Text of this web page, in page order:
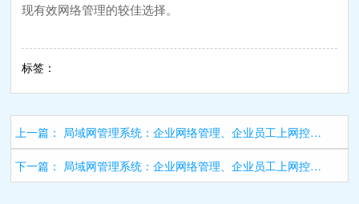
现有效网络管理的较佳选择。
标签：
上一篇： 局域网管理系统：企业网络管理、企业员工上网控制的明智选择
下一篇： 局域网管理系统：企业网络管理、企业员工上网控制的明智选择